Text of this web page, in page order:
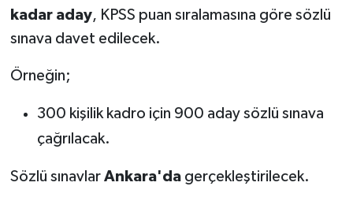
kadar aday, KPSS puan sıralamasına göre sözlü
sınava davet edilecek.
Örneğin;
300 kişilik kadro için 900 aday sözlü sınava
çağrılacak.
Sözlü sınavlar Ankara'dagerçekleştirilecek.